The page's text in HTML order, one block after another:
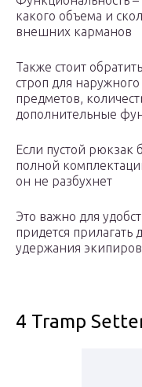
какого объема и
внешних карманов
Также стоит
строп для
предметов,
дополнительные
Если пустой рюкзак
полной
он не разбухнет
Это важно для
придется прилагать
удержания
4 Tramp